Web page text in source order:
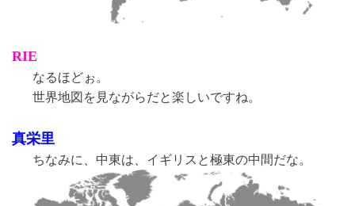
RIE
なるほどぉ。
世界地図を見ながらだと楽しいですね。
真栄里
ちなみに、中東は、イギリスと極東の中間だな。